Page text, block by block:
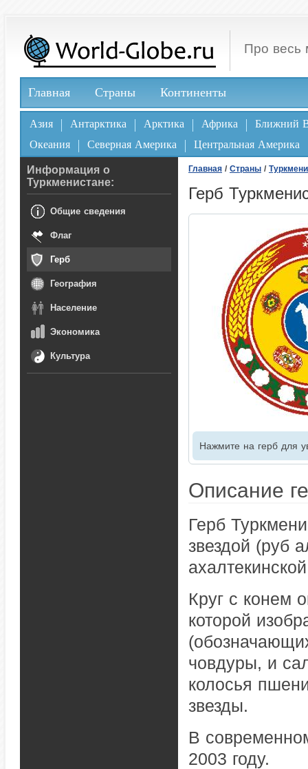
Про весь
Главная Страны Континенты
Азия Антарктика Арктика Африка
Ближний
Океания
Северная Америка Центральная Америка
Главная / Страны /
Герб
Нажмите на герб для
Описание
Герб
звездой (руб
Круг с конем
которой
човдуры, и
колосья
звезды.
В
2003 году.
Информация о
Туркменистане:
Общие сведения
Флаг
Герб
География
Население
Экономика
Культура